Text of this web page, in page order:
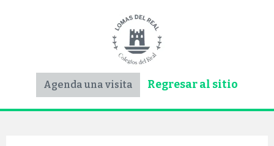
Agenda una visita Regresar al sitio